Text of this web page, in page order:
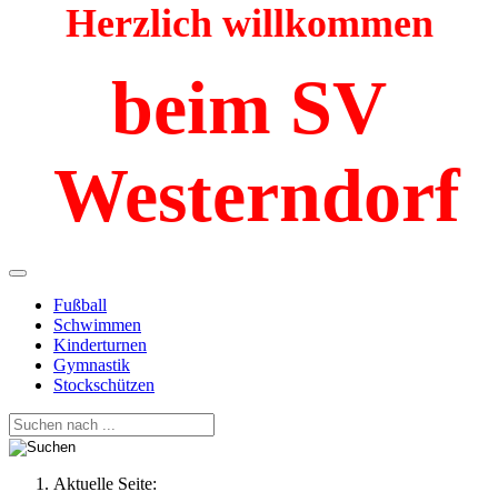
Herzlich willkommen
beim SV
Westerndorf
Fußball
Schwimmen
Kinderturnen
Gymnastik
Stockschützen
Aktuelle Seite: